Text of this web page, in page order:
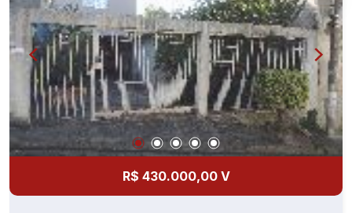
R$ 430.000,00 V